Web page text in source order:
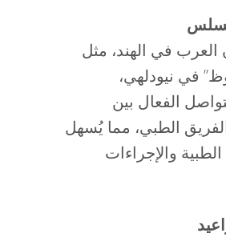
العرب في الهند، مثل
في نيودلهي،
الفعال بين
الطبي، مما يُسهل
والإجراءات